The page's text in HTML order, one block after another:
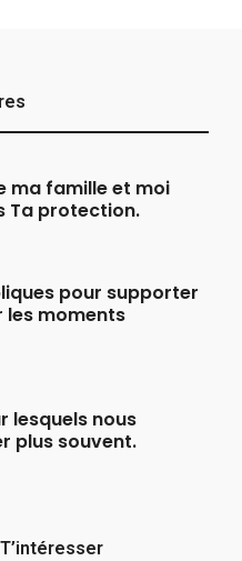
ma famille et moi
Ta protection.
pour supporter
moments
lesquels nous
plus souvent.